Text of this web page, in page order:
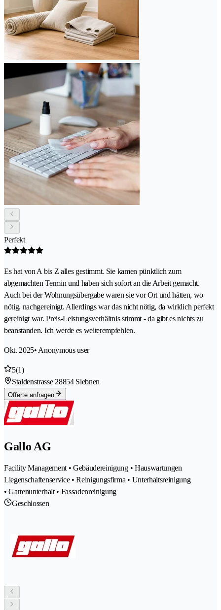
Perfekt
Es hat von A bis Z alles gestimmt. Sie kamen pünktlich zum
abgemachten Termin und haben sich sofort an die Arbeit gemacht.
Auch bei der Wohnungsübergabe waren sie vor Ort und hätten, wo
nötig, nachgereinigt. Allerdings war das nicht nötig, da wirklich perfekt
gereinigt war. Preis-Leistungsverhältnis stimmt - da gibt es nichts zu
beanstanden. Ich werde es weiterempfehlen.
Okt. 2025• Anonymous user
5(1)
Staldenstrasse 28854 Siebnen
Offerte anfragen
Gallo AG
Facility Management • Gebäudereinigung • Hauswartungen
Liegenschaftenservice • Reinigungsfirma • Unterhaltsreinigung
• Gartenunterhalt • Fassadenreinigung
Geschlossen